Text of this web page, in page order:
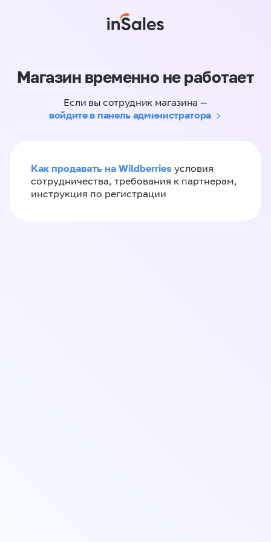
Магазин временно не работает
Если вы сотрудник магазина —
войдите в панель администратора
Как продавать на Wildberries условия
сотрудничества, требования к партнерам,
инструкция по регистрации